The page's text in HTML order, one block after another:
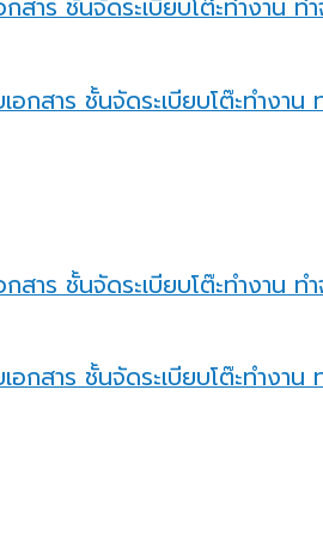
กสาร ชั้นจัดระเบียบโต๊ะทำงา
กสาร ชั้นจัดระเบียบโต๊ะทำงาน